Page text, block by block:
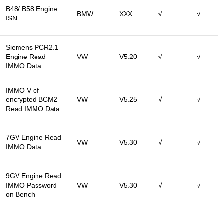
B48/ B58 Engine
ISN
BMW XXX √ √
Siemens PCR2.1
Engine Read
IMMO Data
VW V5.20 √ √
IMMO V of
encrypted BCM2
Read IMMO Data
VW V5.25 √ √
7GV Engine Read
IMMO Data
VW V5.30 √ √
9GV Engine Read
IMMO Password
on Bench
VW V5.30 √ √